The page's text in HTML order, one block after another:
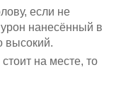
если не
нанесённый в
высокий.
на месте, то